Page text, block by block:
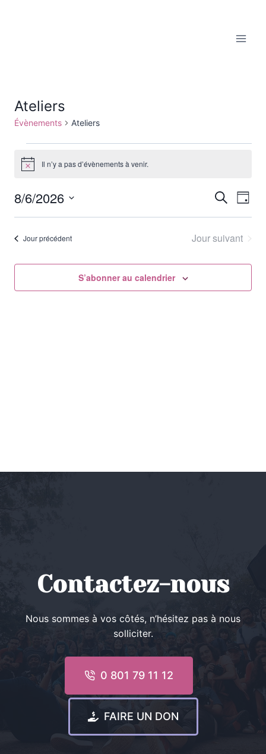
Ateliers
Évènements Ateliers
Évènements
août
6,
Notice Il n’y a pas d’évènements à venir.
Recherche
de
Jour
8/6/2026
Sélectionnez
date.
Jour précédent Jour suivant
S’abonner au calendrier
Contactez-nous
Nous sommes à vos côtés, n’hésitez pas à nous
solliciter.
0 801 79 11 12
FAIRE UN DON